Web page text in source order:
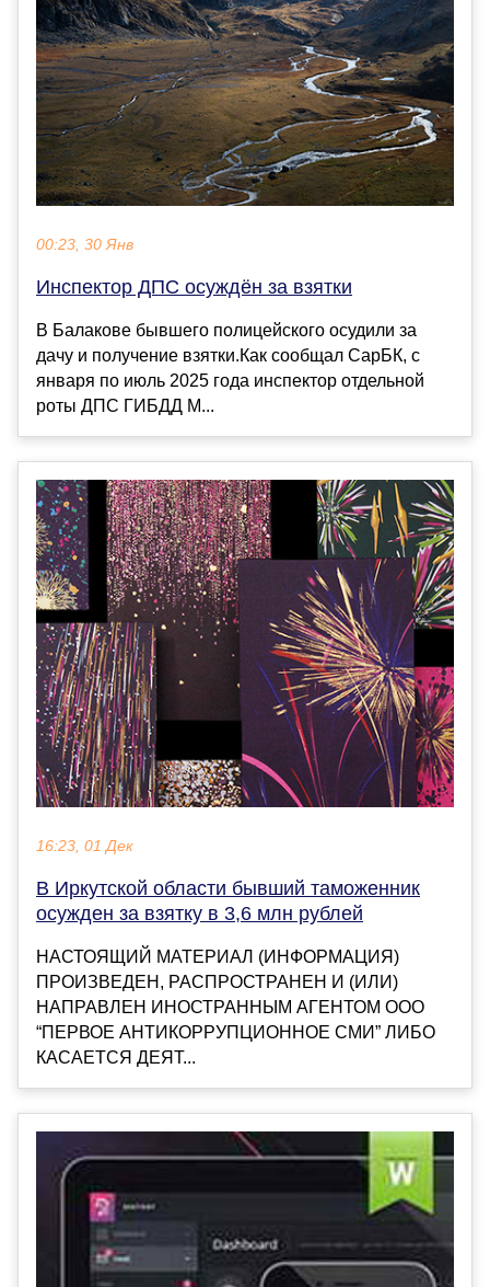
00:23, 30 Янв
Инспектор ДПС осуждён за взятки
В Балакове бывшего полицейского осудили за
дачу и получение взятки.Как сообщал СарБК, с
января по июль 2025 года инспектор отдельной
роты ДПС ГИБДД М...
16:23, 01 Дек
В Иркутской области бывший таможенник
осужден за взятку в 3,6 млн рублей
НАСТОЯЩИЙ МАТЕРИАЛ (ИНФОРМАЦИЯ)
ПРОИЗВЕДЕН, РАСПРОСТРАНЕН И (ИЛИ)
НАПРАВЛЕН ИНОСТРАННЫМ АГЕНТОМ ООО
“ПЕРВОЕ АНТИКОРРУПЦИОННОЕ СМИ” ЛИБО
КАСАЕТСЯ ДЕЯТ...